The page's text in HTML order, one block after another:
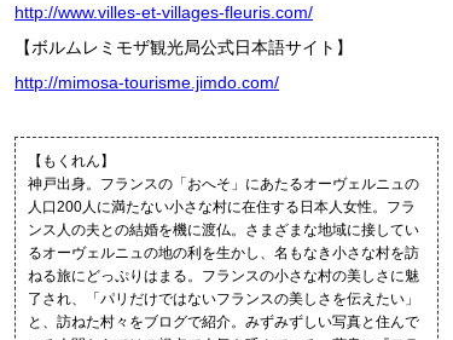
http://www.villes-et-villages-fleuris.com/
【ボルムレミモザ観光局公式日本語サイト】
http://mimosa-tourisme.jimdo.com/
【もくれん】
神戸出身。フランスの「おへそ」にあたるオーヴェルニュの
人口200人に満たない小さな村に在住する日本人女性。フラ
ンス人の夫との結婚を機に渡仏。さまざまな地域に接してい
るオーヴェルニュの地の利を生かし、名もなき小さな村を訪
ねる旅にどっぷりはまる。フランスの小さな村の美しさに魅
了され、「パリだけではないフランスの美しさを伝えたい」
と、訪ねた村々をブログで紹介。みずみずしい写真と住んで